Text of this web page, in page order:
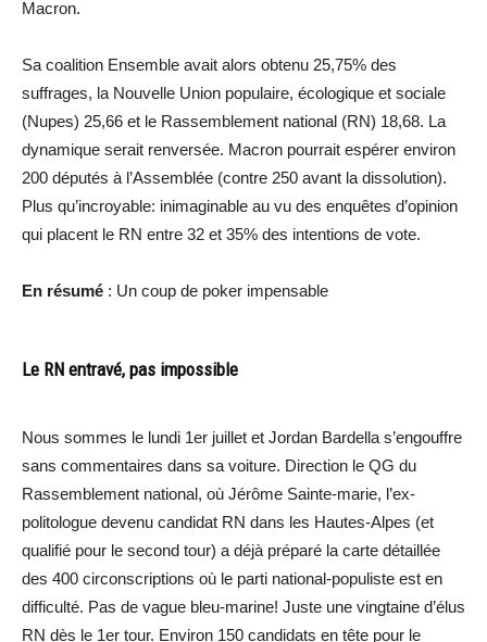
Macron.
Sa coalition Ensemble avait alors obtenu 25,75% des
suffrages, la Nouvelle Union populaire, écologique et sociale
(Nupes) 25,66 et le Rassemblement national (RN) 18,68. La
dynamique serait renversée. Macron pourrait espérer environ
200 députés à l’Assemblée (contre 250 avant la dissolution).
Plus qu’incroyable: inimaginable au vu des enquêtes d’opinion
qui placent le RN entre 32 et 35% des intentions de vote.
En résumé : Un coup de poker impensable
Le RN entravé, pas impossible
Nous sommes le lundi 1er juillet et Jordan Bardella s’engouffre
sans commentaires dans sa voiture. Direction le QG du
Rassemblement national, où Jérôme Sainte-marie, l’ex-
politologue devenu candidat RN dans les Hautes-Alpes (et
qualifié pour le second tour) a déjà préparé la carte détaillée
des 400 circonscriptions où le parti national-populiste est en
difficulté. Pas de vague bleu-marine! Juste une vingtaine d’élus
RN dès le 1er tour. Environ 150 candidats en tête pour le